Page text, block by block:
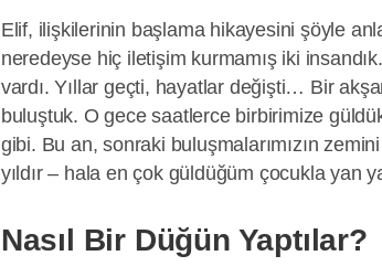
Elif, ilişkilerinin başlama hikayesini şöyle
neredeyse hiç iletişim kurmamış iki
vardı. Yıllar geçti, hayatlar değişti… Bir
buluştuk. O gece saatlerce birbirimize
gibi. Bu an, sonraki buluşmalarımızın
yıldır – hala en çok güldüğüm çocukla yan
Nasıl Bir Düğün Yaptılar?